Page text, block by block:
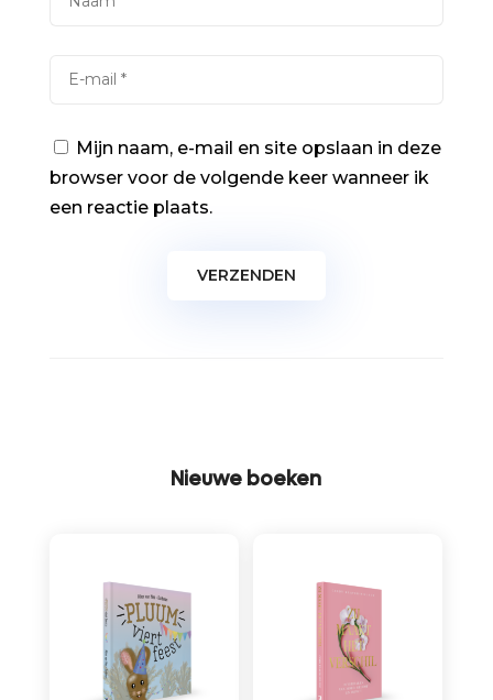
Mijn naam, e-mail en site opslaan in deze
browser voor de volgende keer wanneer ik
een reactie plaats.
Nieuwe boeken